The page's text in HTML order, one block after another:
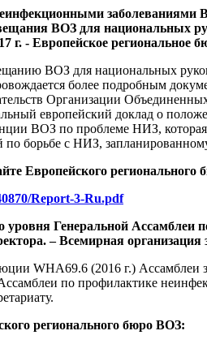
ВОЗ для национальных
- Европейское региональное
ВОЗ для национальных
более подробным
Организации
европейский доклад о
ВОЗ по проблеме НИЗ,
борьбе с НИЗ,
Европейского регионального
Report-3-Ru.pdf
Генеральной Ассамблеи
– Всемирная
WHA69.6 (2016 г.)
по профилактике
регионального бюро ВОЗ: